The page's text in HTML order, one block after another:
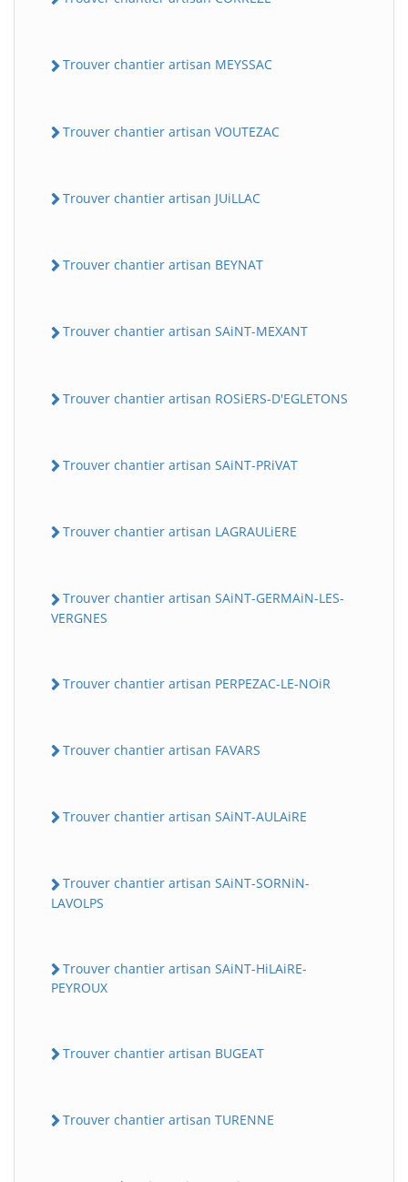
Trouver chantier artisan MEYSSAC
Trouver chantier artisan VOUTEZAC
Trouver chantier artisan JUiLLAC
Trouver chantier artisan BEYNAT
Trouver chantier artisan SAiNT-MEXANT
Trouver chantier artisan ROSiERS-D'EGLETONS
Trouver chantier artisan SAiNT-PRiVAT
Trouver chantier artisan LAGRAULiERE
Trouver chantier artisan SAiNT-GERMAiN-LES-
VERGNES
Trouver chantier artisan PERPEZAC-LE-NOiR
Trouver chantier artisan FAVARS
Trouver chantier artisan SAiNT-AULAiRE
Trouver chantier artisan SAiNT-SORNiN-
LAVOLPS
Trouver chantier artisan SAiNT-HiLAiRE-
PEYROUX
Trouver chantier artisan BUGEAT
Trouver chantier artisan TURENNE